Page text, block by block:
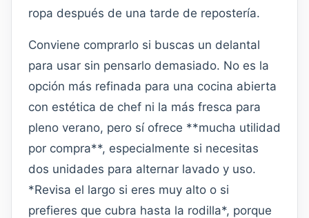
ropa después de una tarde de repostería.
Conviene comprarlo si buscas un delantal
para usar sin pensarlo demasiado. No es la
opción más refinada para una cocina abierta
con estética de chef ni la más fresca para
pleno verano, pero sí ofrece **mucha utilidad
por compra**, especialmente si necesitas
dos unidades para alternar lavado y uso.
*Revisa el largo si eres muy alto o si
prefieres que cubra hasta la rodilla*, porque